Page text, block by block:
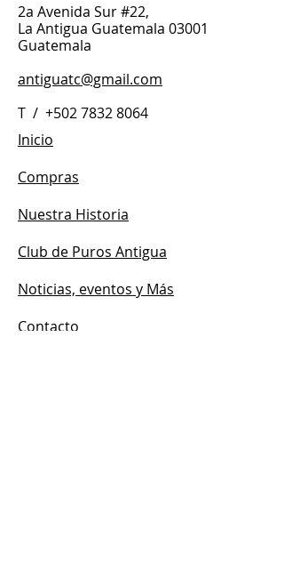
2a Avenida Sur #22,
La Antigua Guatemala 03001
Guatemala
antiguatc@gmail.com
T / +502 7832 8064
Inicio
Compras
Nuestra Historia
Club de Puros Antigua
Noticias, eventos y Más
Contacto